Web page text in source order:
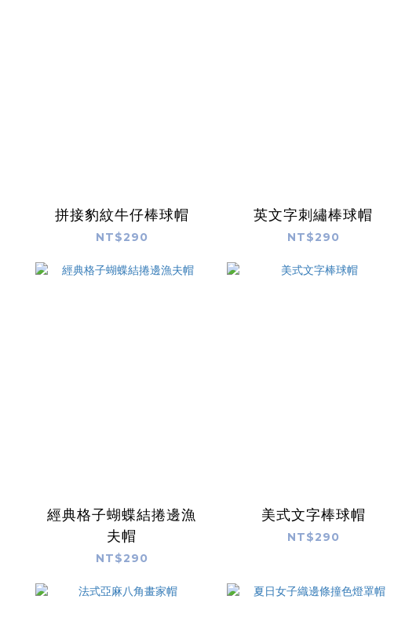
拼接豹紋牛仔棒球帽
NT$290
英文字刺繡棒球帽
NT$290
經典格子蝴蝶結捲邊漁
夫帽
NT$290
美式文字棒球帽
NT$290